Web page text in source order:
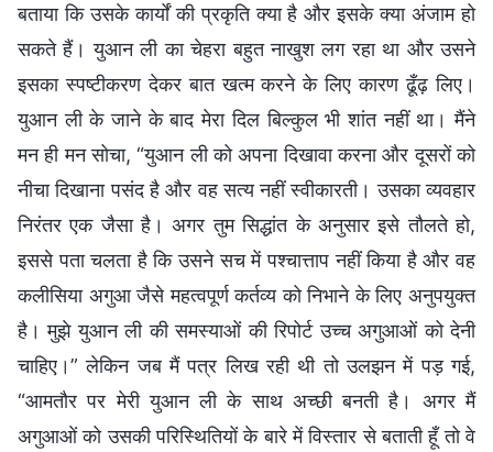
बताया कि उसके कार्यों की प्रकृति क्या है और इसके क्या अंजाम हो
सकते हैं। युआन ली का चेहरा बहुत नाखुश लग रहा था और उसने
इसका स्पष्टीकरण देकर बात खत्म करने के लिए कारण ढूँढ़ लिए।
युआन ली के जाने के बाद मेरा दिल बिल्कुल भी शांत नहीं था। मैंने
मन ही मन सोचा, “युआन ली को अपना दिखावा करना और दूसरों को
नीचा दिखाना पसंद है और वह सत्य नहीं स्वीकारती। उसका व्यवहार
निरंतर एक जैसा है। अगर तुम सिद्धांत के अनुसार इसे तौलते हो,
इससे पता चलता है कि उसने सच में पश्चात्ताप नहीं किया है और वह
कलीसिया अगुआ जैसे महत्वपूर्ण कर्तव्य को निभाने के लिए अनुपयुक्त
है। मुझे युआन ली की समस्याओं की रिपोर्ट उच्च अगुआओं को देनी
चाहिए।” लेकिन जब मैं पत्र लिख रही थी तो उलझन में पड़ गई,
“आमतौर पर मेरी युआन ली के साथ अच्छी बनती है। अगर मैं
अगुआओं को उसकी परिस्थितियों के बारे में विस्तार से बताती हूँ तो वे